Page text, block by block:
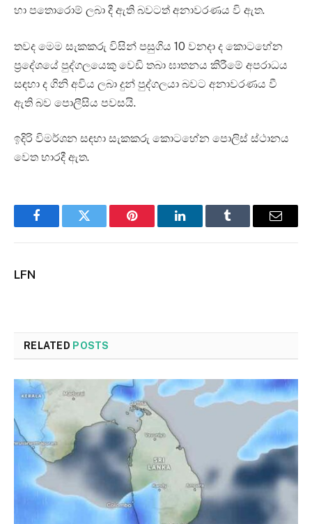
හා පතොරොම් ලබා දී ඇති බවටත් අනාවරණය වි ඇත.
තවද මෙම සැකකරු විසින් පසුගිය 10 වනදා ද කොටහේන
ප්‍රදේශයේ පුද්ගලයෙකු වෙඩි තබා ඝාතනය කිරීමේ අපරාධය
සඳහා ද ගිනි අවිය ලබා දුන් පුද්ගලයා බවට අනාවරණය වී
ඇති බව පොලීසිය පවසයි.
ඉදිරි විමර්ශන සඳහා සැකකරු කොටහේන පොලිස් ස්ථානය
වෙත භාරදී ඇත.
FacebookTwitter Pinterest LinkedInTumblr Email
LFN
RELATED POSTS